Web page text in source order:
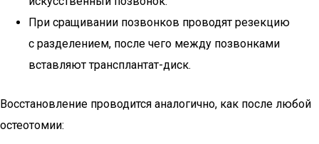
При сращивании позвонков проводят резекцию
с разделением, после чего между позвонками
вставляют трансплантат-диск.
Восстановление проводится аналогично, как после любой
остеотомии: